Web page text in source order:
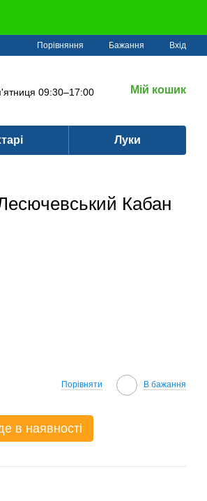
Порівняння Бажання Вхід
09:30–17:00
Мій кошик
Луки
Кабан
Порівняти В бажання
в наявності